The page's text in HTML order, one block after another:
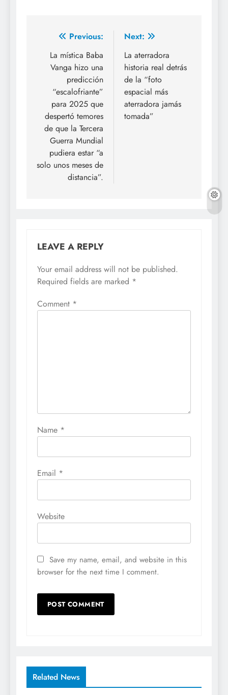
Previous:
La mística Baba
Vanga hizo una
predicción
“escalofriante”
para 2025 que
despertó temores
de que la Tercera
Guerra Mundial
pudiera estar “a
solo unos meses de
distancia”.
Next:
La aterradora
historia real detrás
de la “foto
espacial más
aterradora jamás
tomada”
LEAVE A REPLY
Your email address will not be published.
Required fields are marked *
Comment *
Name *
Email *
Website
Save my name, email, and website in this
browser for the next time I comment.
Related News